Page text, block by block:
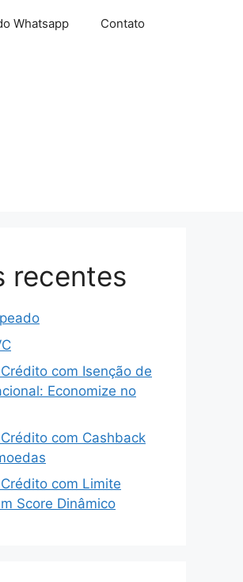
Whatsapp Contato
recentes
com Isenção de
Economize no
com Cashback
com Limite
Score Dinâmico